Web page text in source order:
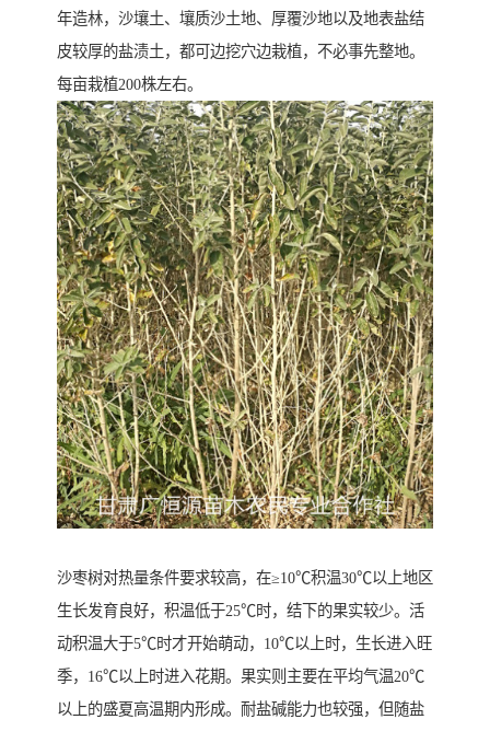
年造林，沙壤土、壤质沙土地、厚覆沙地以及地表盐结
皮较厚的盐渍土，都可边挖穴边栽植，不必事先整地。
每亩栽植200株左右。
沙枣树对热量条件要求较高，在≥10℃积温30℃以上地区
生长发育良好，积温低于25℃时，结下的果实较少。活
动积温大于5℃时才开始萌动，10℃以上时，生长进入旺
季，16℃以上时进入花期。果实则主要在平均气温20℃
以上的盛夏高温期内形成。耐盐碱能力也较强，但随盐